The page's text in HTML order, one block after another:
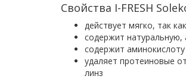
Свойства I-FRESH
действует мягко, так
содержит
содержит
удаляет протеиновые
линз